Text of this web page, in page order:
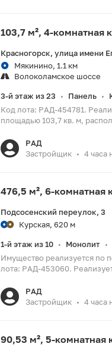
103,7 м², 4-комнатная
Красногорск, улица имени
Мякинино, 1.1 км
Волоколамское шоссе
3-й этаж из 23 • Панель •
Код лота: РАД-454781.
площадью 103,7 кв. м,
РАД
Застройщик • 4 часа
476,5 м², 6-комнатная
Подсосенский переулок, 3
Курская, 620 м
1-й этаж из 10 • Монолит •
Имущество реализуется по
лота: РАД-453060.
РАД
Застройщик • 4 часа
90,53 м², 5-комнатная